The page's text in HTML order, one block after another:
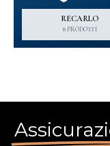
RECARLO
8 PRODOTTI